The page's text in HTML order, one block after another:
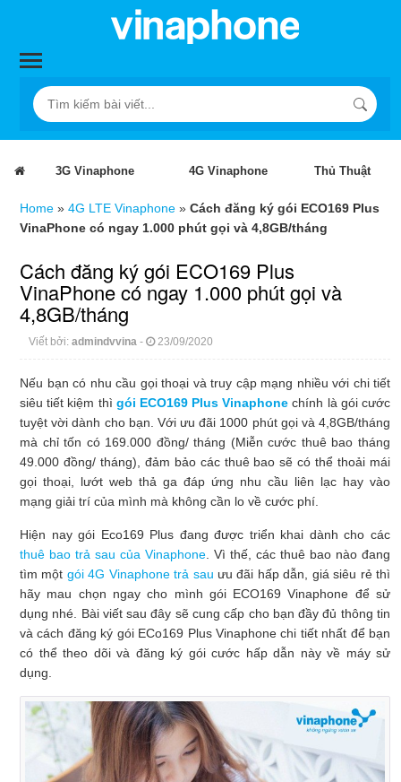
3G Vinaphone 4G Vinaphone Thủ Thuật
Home » 4G LTE Vinaphone » Cách đăng ký gói ECO169 Plus
VinaPhone có ngay 1.000 phút gọi và 4,8GB/tháng
Cách đăng ký gói ECO169 Plus
VinaPhone có ngay 1.000 phút gọi và
4,8GB/tháng
Viết bởi: admindvvina - 23/09/2020
Nếu bạn có nhu cầu gọi thoại và truy cập mạng nhiều với chi tiết
siêu tiết kiệm thì gói ECO169 Plus Vinaphone chính là gói cước
tuyệt vời dành cho bạn. Với ưu đãi 1000 phút gọi và 4,8GB/tháng
mà chỉ tốn có 169.000 đồng/ tháng (Miễn cước thuê bao tháng
49.000 đồng/ tháng), đảm bảo các thuê bao sẽ có thể thoải mái
gọi thoại, lướt web thả ga đáp ứng nhu cầu liên lạc hay vào
mạng giải trí của mình mà không cần lo về cước phí.
Hiện nay gói Eco169 Plus đang được triển khai dành cho các
thuê bao trả sau của Vinaphone . Vì thế, các thuê bao nào đang
tìm một gói 4G Vinaphone trả sau ưu đãi hấp dẫn, giá siêu rẻ thì
hãy mau chọn ngay cho mình gói ECO169 Vinaphone để sử
dụng nhé. Bài viết sau đây sẽ cung cấp cho bạn đầy đủ thông tin
và cách đăng ký gói ECo169 Plus Vinaphone chi tiết nhất để bạn
có thể theo dõi và đăng ký gói cước hấp dẫn này về máy sử
dụng.